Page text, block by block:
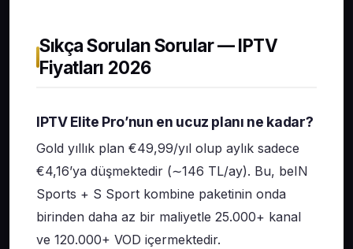
Sıkça Sorulan Sorular — IPTV
Fiyatları 2026
IPTV Elite Pro’nun en ucuz planı ne kadar?
Gold yıllık plan €49,99/yıl olup aylık sadece
€4,16’ya düşmektedir (∼146 TL/ay). Bu, beIN
Sports + S Sport kombine paketinin onda
birinden daha az bir maliyetle 25.000+ kanal
ve 120.000+ VOD içermektedir.